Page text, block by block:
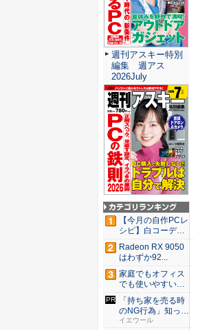
週刊アスキー特別
編集 週アス
2026July
【今月の自作PCレ
シピ】白コーデと
発光が...
Radeon RX 9050
はわずか92...
家庭でもオフィス
でも使いやすい
Syno...
「持ち家を売る時
のNG行為」知って
るだけ...
イエウール